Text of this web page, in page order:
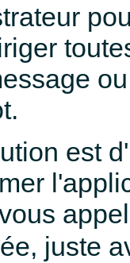
est
juste